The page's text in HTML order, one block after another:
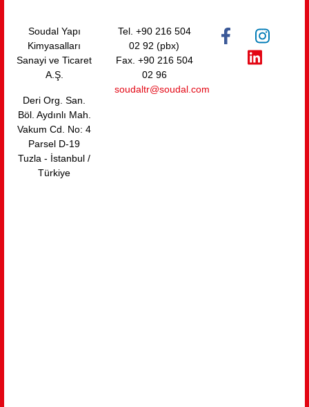
Soudal Yapı
Kimyasalları
Sanayi ve Ticaret
A.Ş.
Deri Org. San.
Böl. Aydınlı Mah.
Vakum Cd. No: 4
Parsel D-19
Tuzla - İstanbul /
Türkiye
Tel. +90 216 504
02 92 (pbx)
Fax. +90 216 504
02 96
soudaltr@soudal.com